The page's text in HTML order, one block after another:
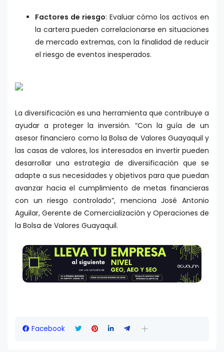
Factores de riesgo: Evaluar cómo los activos en
la cartera pueden correlacionarse en situaciones
de mercado extremas, con la finalidad de reducir
el riesgo de eventos inesperados.
La diversificación es una herramienta que contribuye a
ayudar a proteger la inversión. “Con la guía de un
asesor financiero como la Bolsa de Valores Guayaquil y
las casas de valores, los interesados en invertir pueden
desarrollar una estrategia de diversificación que se
adapte a sus necesidades y objetivos para que puedan
avanzar hacia el cumplimiento de metas financieras
con un riesgo controlado”, menciona José Antonio
Aguilar, Gerente de Comercialización y Operaciones de
la Bolsa de Valores Guayaquil.
Facebook